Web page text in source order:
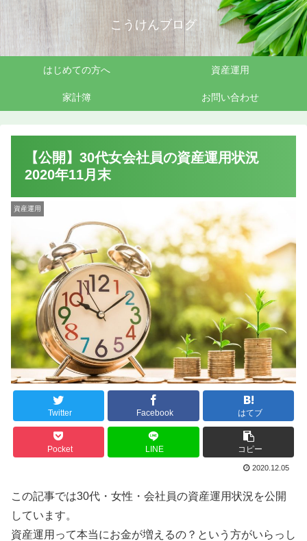
こうけんブログ
はじめての方へ 資産運用
家計簿 お問い合わせ
【公開】30代女会社員の資産運用状況
2020年11月末
資産運用
Twitter Facebook はてブ
Pocket LINE コピー
2020.12.05
この記事では30代・女性・会社員の資産運用状況を公開
しています。
資産運用って本当にお金が増えるの？という方がいらっし